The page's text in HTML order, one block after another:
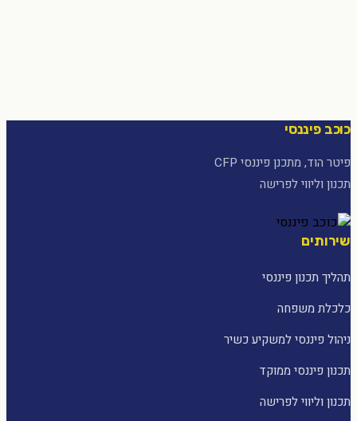
כוכב פיננסי
פיטר הוד, מתכנן פיננסי CFP
תכנון וליווי לפרישה
שירותים
תהליך תכנון פיננסי
כלכלת משפחה
ניהול פיננסי למשקיע כשיר
תכנון פיננסי ממוקד
תכנון וליווי לפרישה